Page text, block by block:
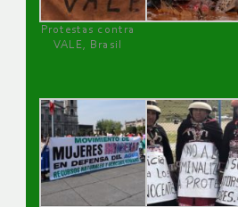
Protestas contra
VALE, Brasil